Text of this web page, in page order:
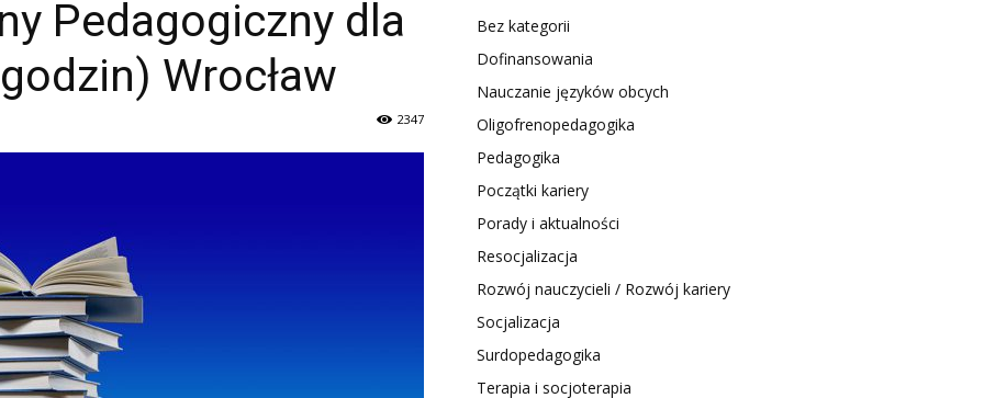
Pedagogiczny dla
Wrocław
2347
Bez kategorii
Dofinansowania
Nauczanie języków obcych
Oligofrenopedagogika
Pedagogika
Początki kariery
Porady i aktualności
Resocjalizacja
Rozwój nauczycieli / Rozwój kariery
Socjalizacja
Surdopedagogika
Terapia i socjoterapia